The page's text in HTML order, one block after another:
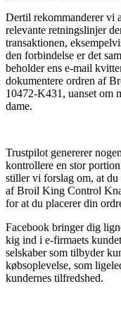
Dertil rekommanderer vi
relevante retningslinjer
transaktionen,
den forbindelse er det
beholder ens e-mail
dokumentere ordren af
10472-K431, uanset om
dame.
Trustpilot genererer
kontrollere en stor
stiller vi forslag om, at du
af Broil King Control
for at du placerer din
Facebook bringer dig
kig ind i e-firmaets
selskaber som tilbyder
købsoplevelse, som
kundernes tilfredshed.